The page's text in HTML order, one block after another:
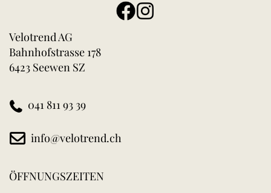
Velotrend AG
Bahnhofstrasse 178
6423 Seewen SZ
041 811 93 39
info@velotrend.ch
ÖFFNUNGSZEITEN